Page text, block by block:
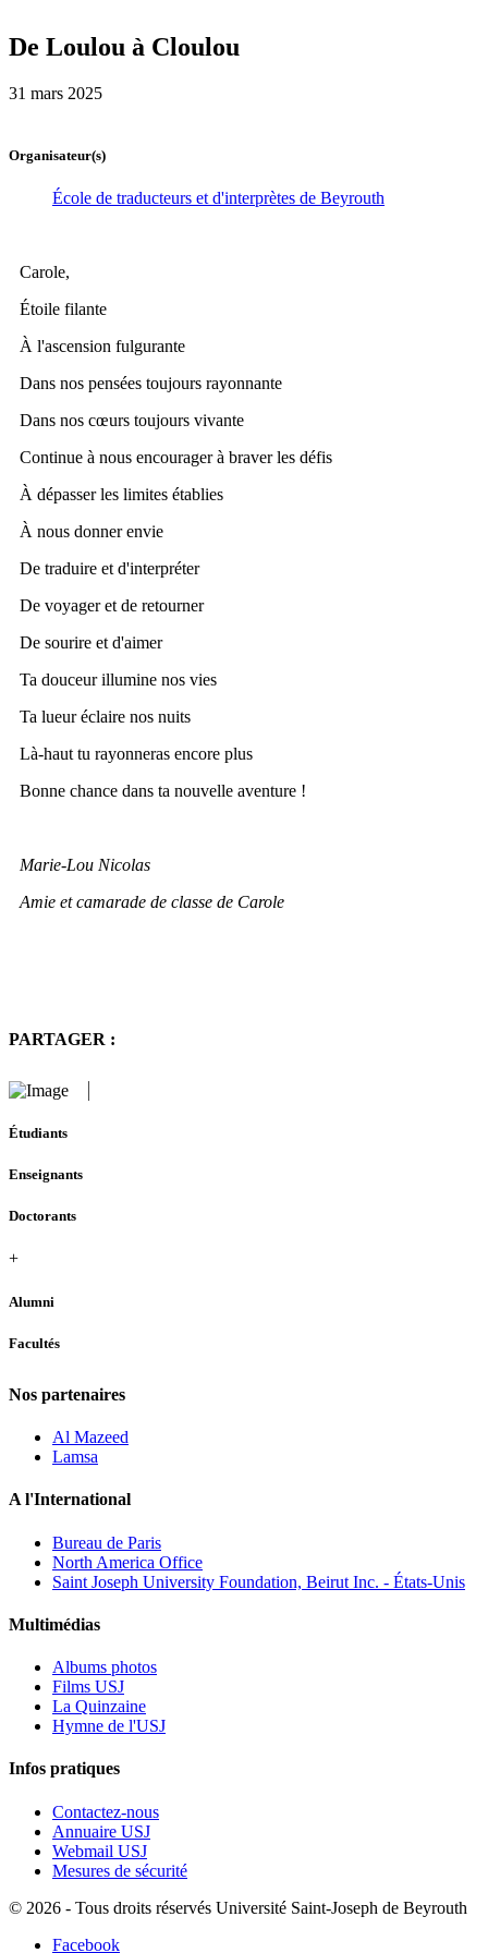
De Loulou à Cloulou
31 mars 2025
Organisateur(s)
École de traducteurs et d'interprètes de Beyrouth
Carole,
Étoile filante
À l'ascension fulgurante
Dans nos pensées toujours rayonnante
Dans nos cœurs toujours vivante
Continue à nous encourager à braver les défis
À dépasser les limites établies
À nous donner envie
De traduire et d'interpréter
De voyager et de retourner
De sourire et d'aimer
Ta douceur illumine nos vies
Ta lueur éclaire nos nuits
Là-haut tu rayonneras encore plus
Bonne chance dans ta nouvelle aventure !
Marie-Lou Nicolas
Amie et camarade de classe de Carole
PARTAGER :
Étudiants
Enseignants
Doctorants
+
Alumni
Facultés
Nos partenaires
Al Mazeed
Lamsa
A l'International
Bureau de Paris
North America Office
Saint Joseph University Foundation, Beirut Inc. - États-Unis
Multimédias
Albums photos
Films USJ
La Quinzaine
Hymne de l'USJ
Infos pratiques
Contactez-nous
Annuaire USJ
Webmail USJ
Mesures de sécurité
© 2026 - Tous droits réservés Université Saint-Joseph de Beyrouth
Facebook